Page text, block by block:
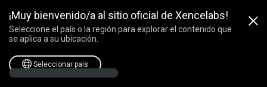
¡Muy bienvenido/a al sitio oficial de Xencelabs!
Seleccione el país o la región para explorar el contenido que
se aplica a su ubicación.
Seleccionar país